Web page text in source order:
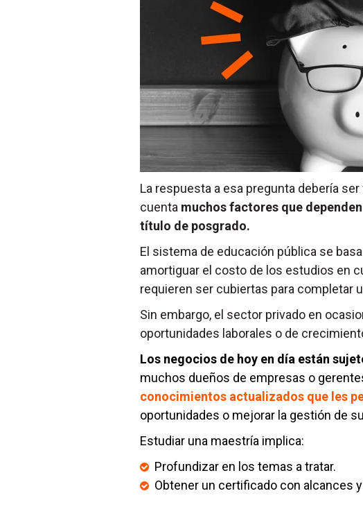
La respuesta a esa pregunta debería
cuenta muchos factores que
título de posgrado.
El sistema de educación pública se
amortiguar el costo de los estudios en
requieren ser cubiertas para completar
Sin embargo, el sector privado en
oportunidades laborales o de
Los negocios de hoy en día están
muchos dueños de empresas o
conocimientos actualizados que les
oportunidades o mejorar la gestión de
Estudiar una maestría implica:
Profundizar en los temas a tratar.
Obtener un certificado con alcances